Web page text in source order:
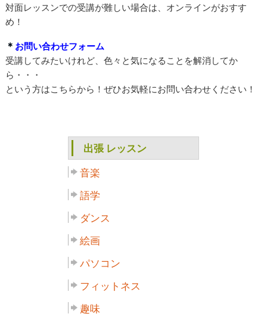
対面レッスンでの受講が難しい場合は、オンラインがおすす
め！
＊ お問い合わせフォーム
受講してみたいけれど、色々と気になることを解消してか
ら・・・
という方はこちらから！ぜひお気軽にお問い合わせください！
出張 レッスン
音楽
語学
ダンス
絵画
パソコン
フィットネス
趣味